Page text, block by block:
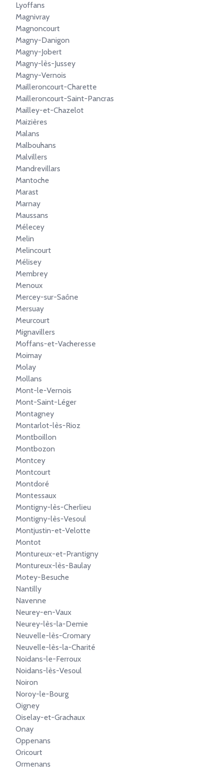
Lyoffans
Magnivray
Magnoncourt
Magny-Danigon
Magny-Jobert
Magny-lès-Jussey
Magny-Vernois
Mailleroncourt-Charette
Mailleroncourt-Saint-Pancras
Mailley-et-Chazelot
Maizières
Malans
Malbouhans
Malvillers
Mandrevillars
Mantoche
Marast
Marnay
Maussans
Mélecey
Melin
Melincourt
Mélisey
Membrey
Menoux
Mercey-sur-Saône
Mersuay
Meurcourt
Mignavillers
Moffans-et-Vacheresse
Moimay
Molay
Mollans
Mont-le-Vernois
Mont-Saint-Léger
Montagney
Montarlot-lès-Rioz
Montboillon
Montbozon
Montcey
Montcourt
Montdoré
Montessaux
Montigny-lès-Cherlieu
Montigny-lès-Vesoul
Montjustin-et-Velotte
Montot
Montureux-et-Prantigny
Montureux-lès-Baulay
Motey-Besuche
Nantilly
Navenne
Neurey-en-Vaux
Neurey-lès-la-Demie
Neuvelle-lès-Cromary
Neuvelle-lès-la-Charité
Noidans-le-Ferroux
Noidans-lès-Vesoul
Noiron
Noroy-le-Bourg
Oigney
Oiselay-et-Grachaux
Onay
Oppenans
Oricourt
Ormenans